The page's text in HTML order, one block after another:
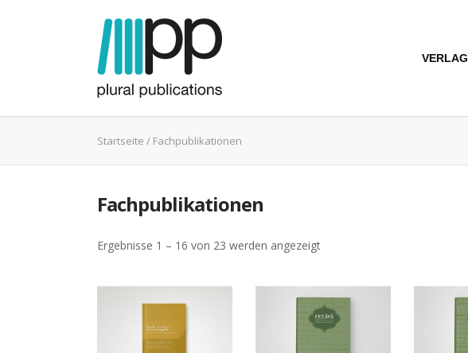
VERLAG
Startseite / Fachpublikationen
Fachpublikationen
Ergebnisse 1 – 16 von 23 werden angezeigt